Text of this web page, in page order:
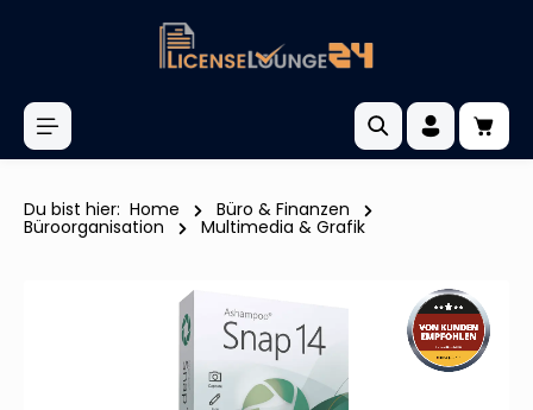
Du bist hier: Home Büro & Finanzen
Büroorganisation Multimedia & Grafik